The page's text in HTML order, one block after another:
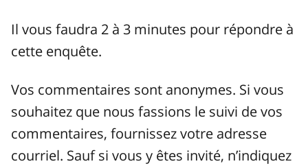
Il vous faudra 2 à 3 minutes pour répondre à
cette enquête.
Vos commentaires sont anonymes. Si vous
souhaitez que nous fassions le suivi de vos
commentaires, fournissez votre adresse
courriel. Sauf si vous y êtes invité, n’indiquez